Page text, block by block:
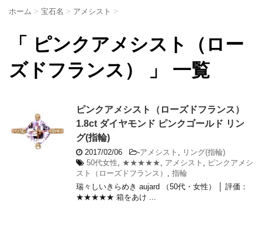
ホーム > 宝石名 > アメシスト >
「 ピンクアメシスト（ロー
ズドフランス） 」 一覧
ピンクアメシスト（ローズドフランス）
1.8ct ダイヤモンド ピンクゴールド リン
グ(指輪)
2017/02/06 -アメシスト
リング(指輪)
50代女性
★★★★★ アメシスト
ピンクアメシ
スト（ローズドフランス）
指輪
瑞々しいきらめき aujard （50代・女性） │ 評価：
★★★★★ 箱をあけ ...